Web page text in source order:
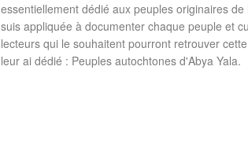
essentiellement dédié aux peuples originaires de
suis appliquée à documenter chaque peuple et
lecteurs qui le souhaitent pourront retrouver
leur ai dédié : Peuples autochtones d'Abya Yala.